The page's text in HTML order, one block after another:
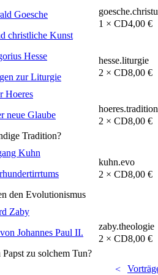
Goesche
christliche Kunst
1 × CD4,00 €
Hesse
zur Liturgie
hesse.liturgie
2 × CD8,00 €
Hoeres
neue Glaube
Tradition?
hoeres.tradition
2 × CD8,00 €
Kuhn
den Evolutionismus
kuhn.evo
2 × CD8,00 €
Zaby
Johannes Paul II.
zu solchem Tun?
zaby.theologie
2 × CD8,00 €